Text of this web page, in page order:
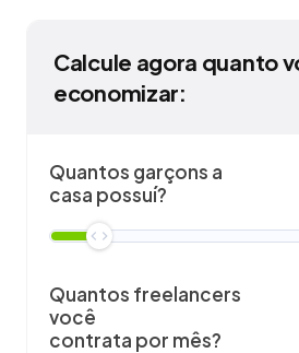
Calcule agora quanto
economizar:
Quantos garçons a
casa possuí?
Quantos freelancers
você
contrata por mês?